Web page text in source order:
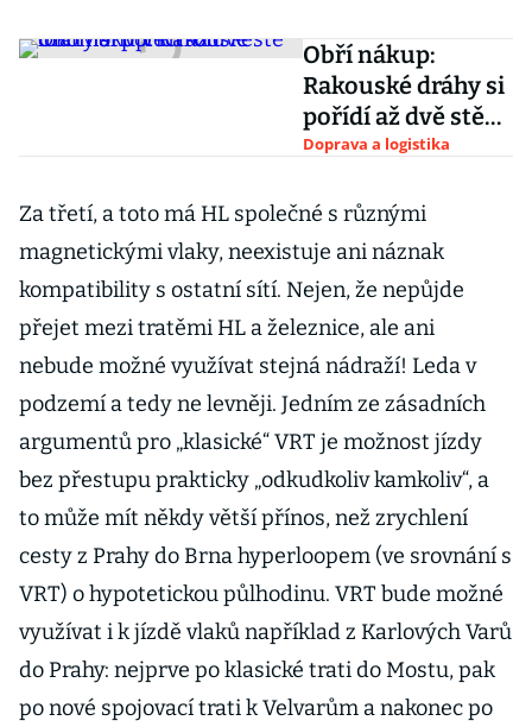
Obří nákup:
Rakouské dráhy si
pořídí až dvě stě
lokomotiv
Doprava a logistika
Za třetí, a toto má HL společné s různými
magnetickými vlaky, neexistuje ani náznak
kompatibility s ostatní sítí. Nejen, že nepůjde
přejet mezi tratěmi HL a železnice, ale ani
nebude možné využívat stejná nádraží! Leda v
podzemí a tedy ne levněji. Jedním ze zásadních
argumentů pro „klasické“ VRT je možnost jízdy
bez přestupu prakticky „odkudkoliv kamkoliv“, a
to může mít někdy větší přínos, než zrychlení
cesty z Prahy do Brna hyperloopem (ve srovnání s
VRT) o hypotetickou půlhodinu. VRT bude možné
využívat i k jízdě vlaků například z Karlových Varů
do Prahy: nejprve po klasické trati do Mostu, pak
po nové spojovací trati k Velvarům a nakonec po